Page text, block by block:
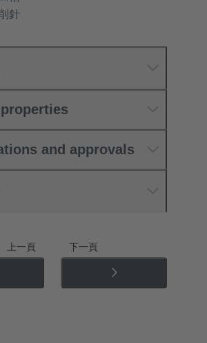
針
and approvals
上一頁 下一頁